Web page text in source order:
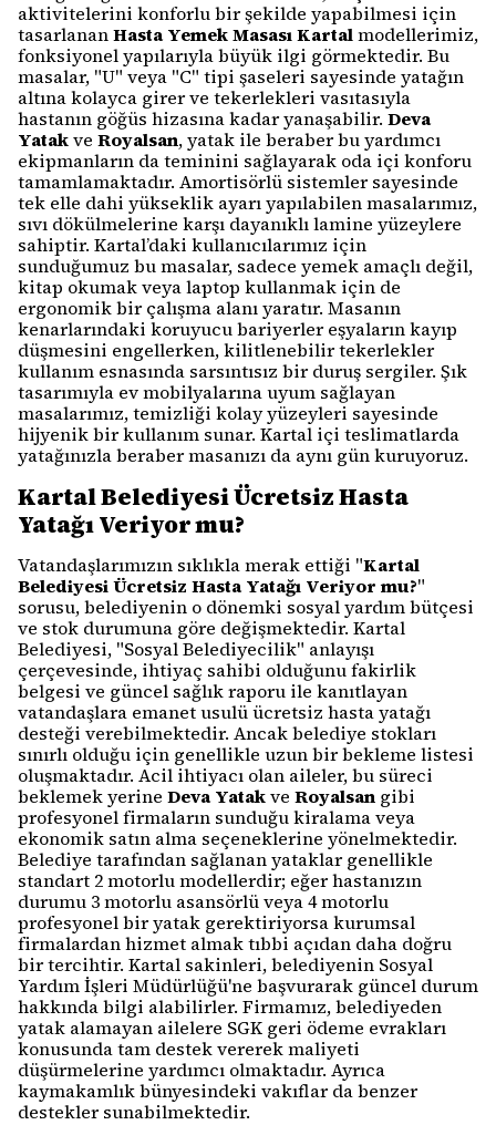
aktivitelerini konforlu bir şekilde yapabilmesi için
tasarlananHasta Yemek Masası Kartalmodellerimiz,
fonksiyonel yapılarıyla büyük ilgi görmektedir. Bu
masalar, "U" veya "C" tipi şaseleri sayesinde yatağın
altına kolayca girer ve tekerlekleri vasıtasıyla
hastanın göğüs hizasına kadar yanaşabilir. Deva
Yatakve Royalsan, yatak ile beraber bu yardımcı
ekipmanların da teminini sağlayarak oda içi konforu
tamamlamaktadır. Amortisörlü sistemler sayesinde
tek elle dahi yükseklik ayarı yapılabilen masalarımız,
sıvı dökülmelerine karşı dayanıklı lamine yüzeylere
sahiptir. Kartal’daki kullanıcılarımız için
sunduğumuz bu masalar, sadece yemek amaçlı değil,
kitap okumak veya laptop kullanmak için de
ergonomik bir çalışma alanı yaratır. Masanın
kenarlarındaki koruyucu bariyerler eşyaların kayıp
düşmesini engellerken, kilitlenebilir tekerlekler
kullanım esnasında sarsıntısız bir duruş sergiler. Şık
tasarımıyla ev mobilyalarına uyum sağlayan
masalarımız, temizliği kolay yüzeyleri sayesinde
hijyenik bir kullanım sunar. Kartal içi teslimatlarda
yatağınızla beraber masanızı da aynı gün kuruyoruz.
Kartal Belediyesi Ücretsiz Hasta
Yatağı Veriyor mu?
Vatandaşlarımızın sıklıkla merak ettiği "Kartal
Belediyesi Ücretsiz Hasta Yatağı Veriyor mu?"
sorusu, belediyenin o dönemki sosyal yardım bütçesi
ve stok durumuna göre değişmektedir. Kartal
Belediyesi, "Sosyal Belediyecilik" anlayışı
çerçevesinde, ihtiyaç sahibi olduğunu fakirlik
belgesi ve güncel sağlık raporu ile kanıtlayan
vatandaşlara emanet usulü ücretsiz hasta yatağı
desteği verebilmektedir. Ancak belediye stokları
sınırlı olduğu için genellikle uzun bir bekleme listesi
oluşmaktadır. Acil ihtiyacı olan aileler, bu süreci
beklemek yerine Deva Yatakve Royalsan gibi
profesyonel firmaların sunduğu kiralama veya
ekonomik satın alma seçeneklerine yönelmektedir.
Belediye tarafından sağlanan yataklar genellikle
standart 2 motorlu modellerdir; eğer hastanızın
durumu 3 motorlu asansörlü veya 4 motorlu
profesyonel bir yatak gerektiriyorsa kurumsal
firmalardan hizmet almak tıbbi açıdan daha doğru
bir tercihtir. Kartal sakinleri, belediyenin Sosyal
Yardım İşleri Müdürlüğü'ne başvurarak güncel durum
hakkında bilgi alabilirler. Firmamız, belediyeden
yatak alamayan ailelere SGK geri ödeme evrakları
konusunda tam destek vererek maliyeti
düşürmelerine yardımcı olmaktadır. Ayrıca
kaymakamlık bünyesindeki vakıflar da benzer
destekler sunabilmektedir.